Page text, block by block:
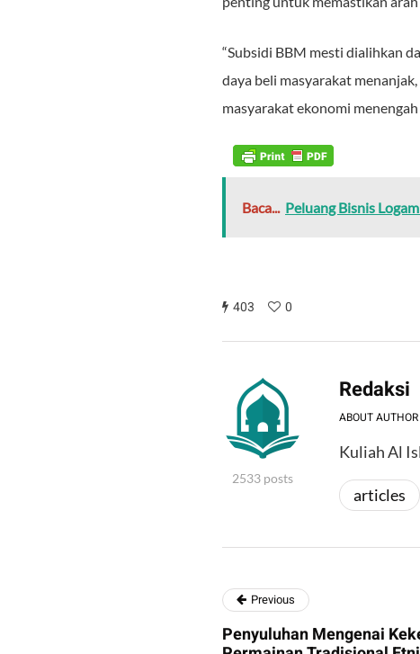
“Subsidi BBM mesti dialihkan
daya beli masyarakat
masyarakat ekonomi menengah
Baca... Peluang Bisnis
403 0
2533 posts
Redaksi
ABOUT AUTHOR
Kuliah Al
articles
Previous
Penyuluhan Mengenai